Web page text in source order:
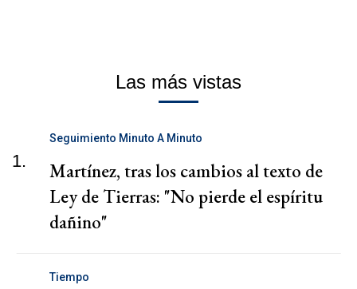
Las más vistas
1.
Seguimiento Minuto A Minuto
Martínez, tras los cambios al texto de
Ley de Tierras: "No pierde el espíritu
dañino"
Tiempo